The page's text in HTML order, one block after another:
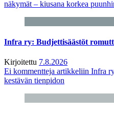
näkymät – kiusana korkea
Infra ry: Budjettisäästöt
Kirjoitettu 7.8.2026
Ei kommentteja artikkeliin Infra
kestävän tienpidon